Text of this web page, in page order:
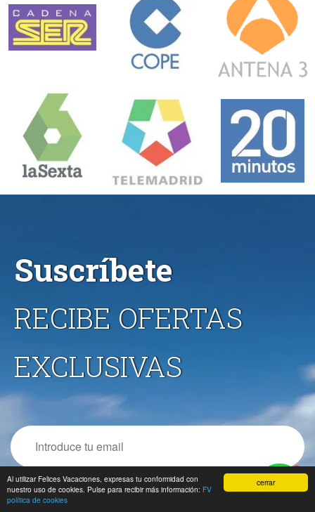
cerrar
Al utilizar Felices Vacaciones, expresas tu conformidad con
nuestro uso de cookies. Pulse para recibir más información: FV
política de cookies
Suscríbete
RECIBE OFERTAS
EXCLUSIVAS
Email
1